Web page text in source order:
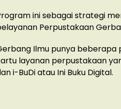
ini sebagai strategi
Perpustakaan
Ilmu punya beberapa
layanan perpustakaan
i-BuDi atau Ini Buku Digital.